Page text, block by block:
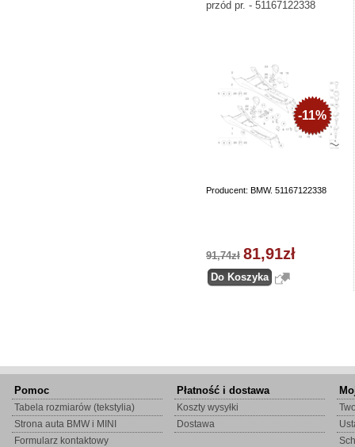
przód pr. - 51167122338
Producent: BMW. 51167122338
-11%
91,74zł 81,91zł
Pomoc
Tabela rozmiarów (tekstylia)
Strona auta BMW i MINI
Formularz kontaktowy
Płatność i dostawa
Koszty wysyłki
Dostawa